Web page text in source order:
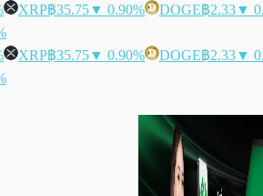
XRP฿35.75▼ 0.90% DOGE฿2.33▼
XRP฿35.75▼ 0.90% DOGE฿2.33▼